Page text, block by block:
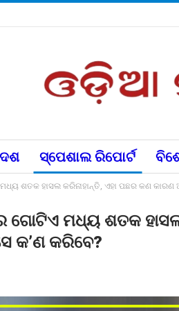
ସ୍ପେଶାଲ ରିପୋର୍ଟ
ଶତକ ହାସଲ କରିନାହାନ୍ତି, ଏହା ପଛର କଣ କାରଣ
ମଧ୍ୟ ଶତକ ହାସଲ
କ’ଣ କରିବେ?